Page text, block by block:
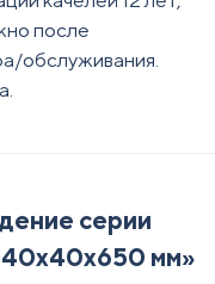
после
обслуживания.
серии
мм»